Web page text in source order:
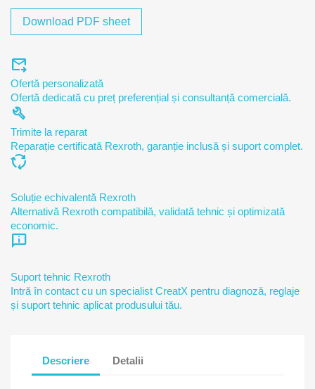
Download PDF sheet
forward_to_inbox
Ofertă personalizată
Ofertă dedicată cu preț preferențial și consultanță comercială.
build
Trimite la reparat
Reparație certificată Rexroth, garanție inclusă și suport complet.
cycle
Soluție echivalentă Rexroth
Alternativă Rexroth compatibilă, validată tehnic și optimizată
economic.
chat_info
Suport tehnic Rexroth
Intră în contact cu un specialist CreatX pentru diagnoză, reglaje
și suport tehnic aplicat produsului tău.
Descriere Detalii